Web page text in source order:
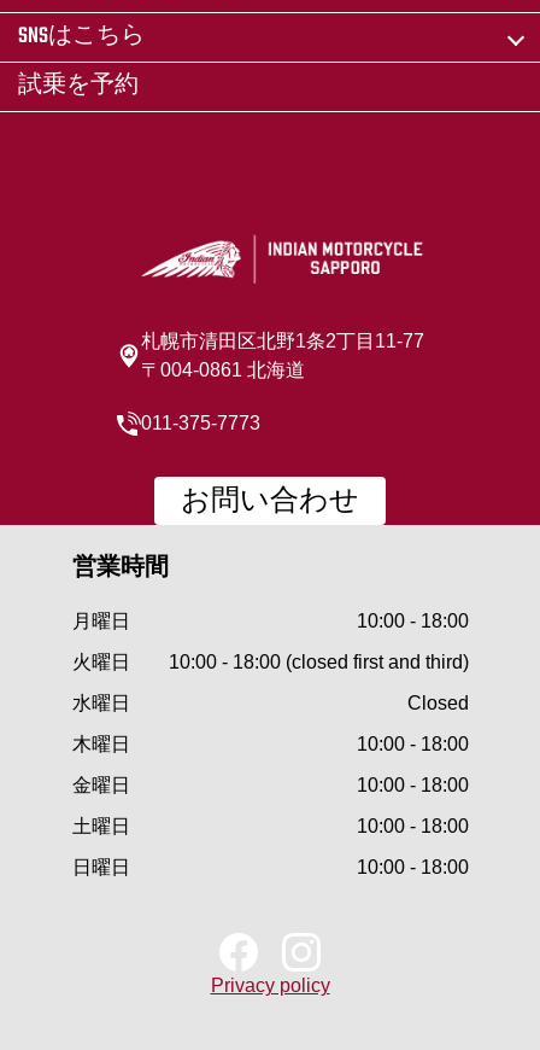
SNSはこちら
試乗を予約
札幌市清田区北野1条2丁目11-77
〒004-0861 北海道
011-375-7773
お問い合わせ
営業時間
月曜日
10:00 - 18:00
火曜日
10:00 - 18:00 (closed first and third)
水曜日
Closed
木曜日
10:00 - 18:00
金曜日
10:00 - 18:00
土曜日
10:00 - 18:00
日曜日
10:00 - 18:00
Privacy policy